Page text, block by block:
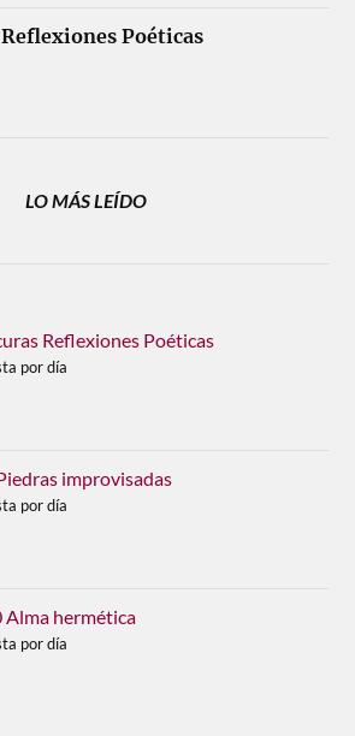
Reflexiones Poéticas
LO MÁS LEÍDO
Reflexiones Poéticas
por día
improvisadas
por día
Alma hermética
por día